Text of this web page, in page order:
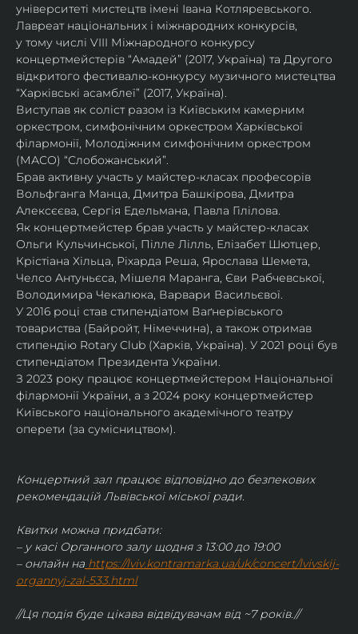
університеті мистецтв імені Івана Котляревського.
Лавреат національних і міжнародних конкурсів,
у тому числі VIII Міжнародного конкурсу
концертмейстерів “Амадей” (2017, Україна) та Другого
відкритого фестивалю-конкурсу музичного мистецтва
“Харківські асамблеї” (2017, Україна).
Виступав як соліст разом із Київським камерним
оркестром, симфонічним оркестром Харківської
філармонії, Молодіжним симфонічним оркестром
(МАСО) “Слобожанський”.
Брав активну участь у майстер-класах професорів
Вольфганга Манца, Дмитра Башкірова, Дмитра
Алексєєва, Сергія Едельмана, Павла Гілілова.
Як концертмейстер брав участь у майстер-класах
Ольги Кульчинської, Пілле Лілль, Елізабет Шютцер,
Крістіана Хільца, Ріхарда Реша, Ярослава Шемета,
Челсо Антуньєса, Мішеля Маранга, Єви Рабчевської,
Володимира Чекалюка, Варвари Васильєвої.
У 2016 році став стипендіатом Ваґнерівського
товариства (Байройт, Німеччина), а також отримав
стипендію Rotary Club (Харків, Україна). У 2021 році був
стипендіатом Президента України.
З 2023 року працює концертмейстером Національної
філармонії України, а з 2024 року концертмейстер
Київського національного академічного театру
оперети (за сумісництвом).
Концертний зал працює відповідно до безпекових
рекомендацій Львівської міської ради.
Квитки можна придбати:
– у касі Органного залу щодня з 13:00 до 19:00
– онлайн на https://lviv.kontramarka.ua/uk/concert/lvivskij-
organnyj-zal-533.html
//Ця подія буде цікава відвідувачам від ~7 років.//